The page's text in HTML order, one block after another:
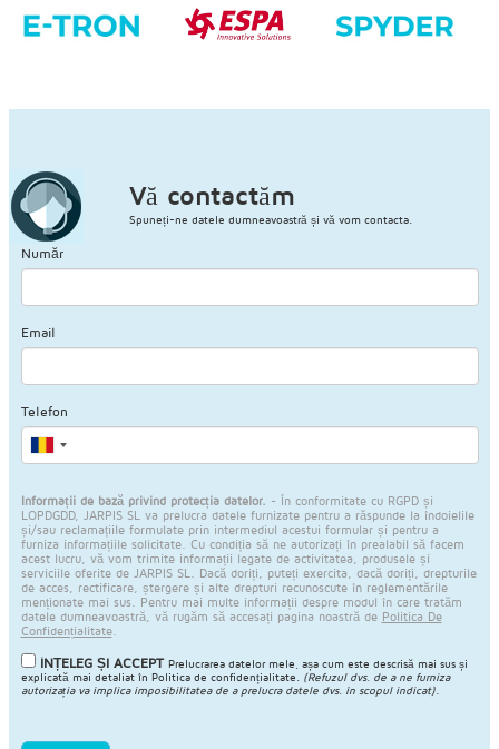
Vă contactăm
Spuneți-ne datele dumneavoastră și vă vom contacta.
Număr
Email
Telefon
Informații de bază privind protecția datelor.
- În conformitate cu RGPD și
LOPDGDD, JARPIS SL va prelucra datele furnizate pentru a răspunde la îndoielile
și/sau reclamațiile formulate prin intermediul acestui formular și pentru a
furniza informațiile solicitate. Cu condiția să ne autorizați în prealabil să facem
acest lucru, vă vom trimite informații legate de activitatea, produsele și
serviciile oferite de JARPIS SL. Dacă doriți, puteți exercita, dacă doriți, drepturile
de acces, rectificare, ștergere și alte drepturi recunoscute în reglementările
menționate mai sus. Pentru mai multe informații despre modul în care tratăm
datele dumneavoastră, vă rugăm să accesați pagina noastră de Politica De
Confidențialitate.
ÎNȚELEG ȘI ACCEPT Prelucrarea datelor mele, așa cum este descrisă mai sus și
explicată mai detaliat în Politica de confidențialitate
(Refuzul dvs. de a ne furniza
autorizația va implica imposibilitatea de a prelucra datele dvs. în scopul indicat).